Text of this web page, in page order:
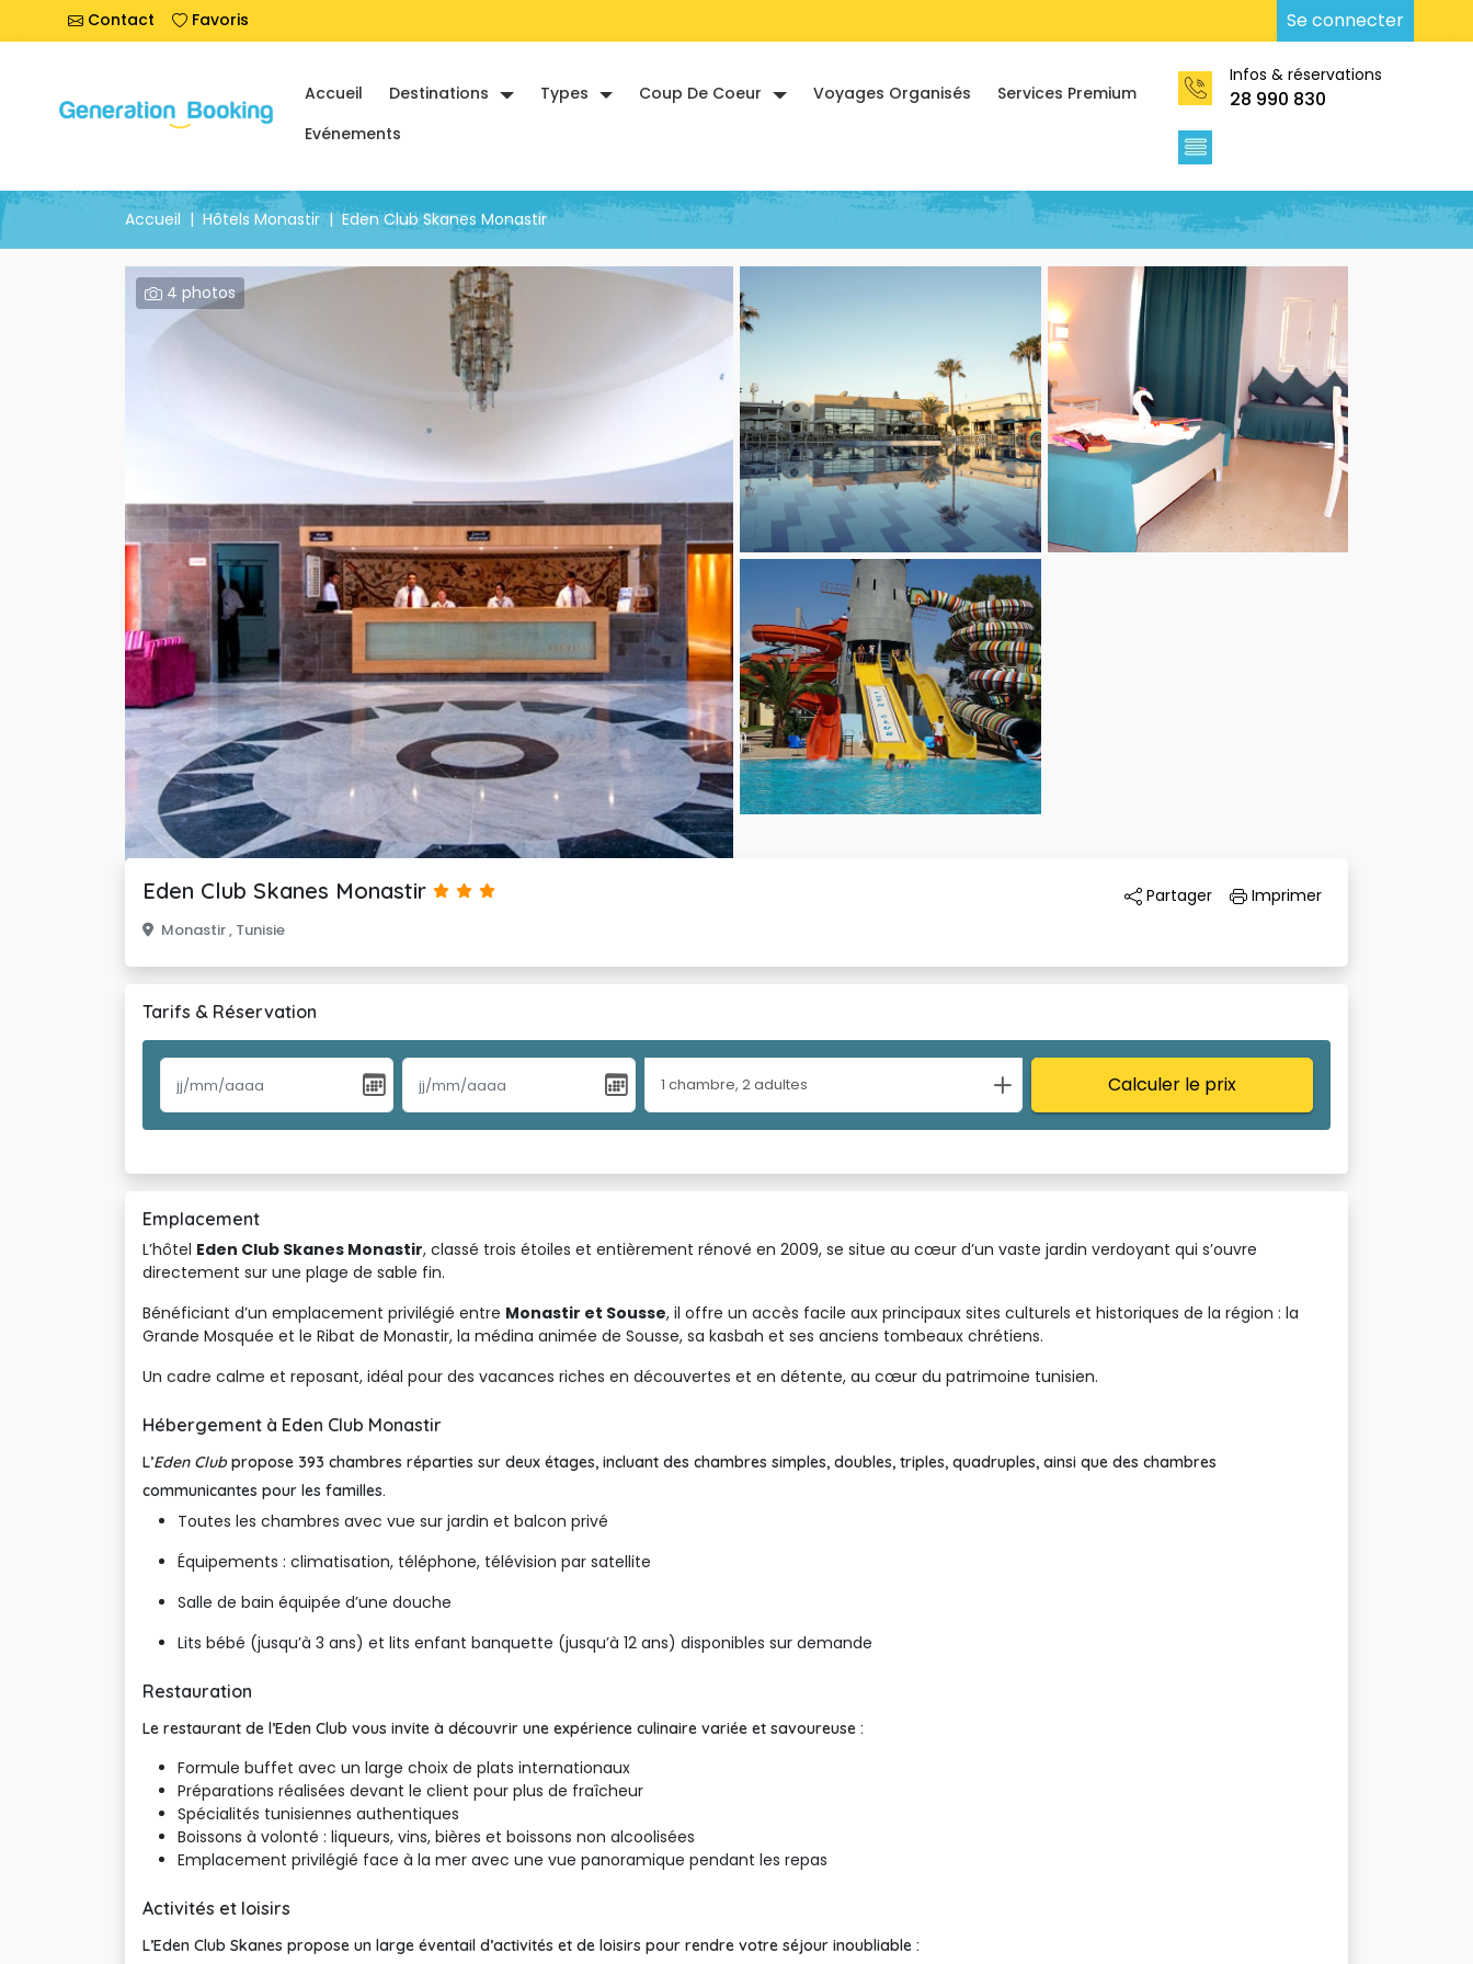
Contact Favoris Se connecter
Accueil Destinations Types Coup De Coeur Voyages Organisés
Services Premium
Evénements
Infos & réservations
28 990 830
Accueil Hôtels Monastir Eden Club Skanes Monastir
4 photos
Eden Club Skanes Monastir
Monastir , Tunisie
Partager Imprimer
Tarifs & Réservation
1 chambre, 2adultes Calculer le prix
Emplacement
L’hôtel Eden Club Skanes Monastir, classé trois étoiles et entièrement rénové en 2009, se situe au cœur d’un vaste jardin verdoyant qui s’ouvre
directement sur une plage de sable fin.
Bénéficiant d’un emplacement privilégié entre Monastir et Sousse, il offre un accès facile aux principaux sites culturels et historiques de la région : la
Grande Mosquée et le Ribat de Monastir, la médina animée de Sousse, sa kasbah et ses anciens tombeaux chrétiens.
Un cadre calme et reposant, idéal pour des vacances riches en découvertes et en détente, au cœur du patrimoine tunisien.
Hébergement à Eden Club Monastir
L’Eden Clubpropose 393 chambres réparties sur deux étages, incluant des chambres simples, doubles, triples, quadruples, ainsi que des chambres
communicantes pour les familles.
Toutes les chambres avec vue sur jardin et balcon privé
Équipements : climatisation, téléphone, télévision par satellite
Salle de bain équipée d’une douche
Lits bébé (jusqu’à 3 ans) et lits enfant banquette (jusqu’à 12 ans) disponibles sur demande
Restauration
Le restaurant de l’Eden Club vous invite à découvrir une expérience culinaire variée et savoureuse :
Formule buffet avec un large choix de plats internationaux
Préparations réalisées devant le client pour plus de fraîcheur
Spécialités tunisiennes authentiques
Boissons à volonté : liqueurs, vins, bières et boissons non alcoolisées
Emplacement privilégié face à la mer avec une vue panoramique pendant les repas
Activités et loisirs
L’Eden Club Skanes propose un large éventail d’activités et de loisirs pour rendre votre séjour inoubliable :